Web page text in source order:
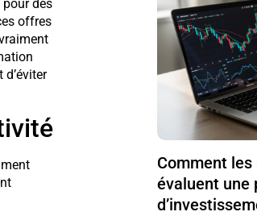
des
offres
Comment
évaluent une